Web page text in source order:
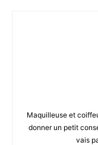
Maquilleuse et
donner un petit
vais